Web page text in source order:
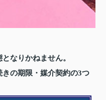
なりかねません。
の期限・媒介契約の3つ